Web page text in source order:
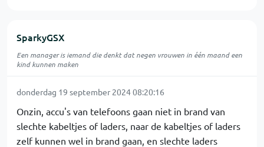
SparkyGSX
Een manager is iemand die denkt dat negen vrouwen in één maand een
kind kunnen maken
donderdag 19 september 2024 08:20:16
Onzin, accu's van telefoons gaan niet in brand van
slechte kabeltjes of laders, naar de kabeltjes of laders
zelf kunnen wel in brand gaan, en slechte laders